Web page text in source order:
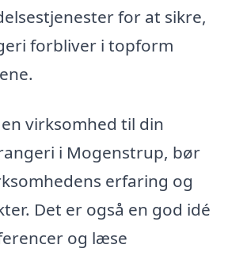
for at sikre,
forbliver i topform
virksomhed til din
i Mogenstrup, bør
erfaring og
Det er også en god idé
og læse